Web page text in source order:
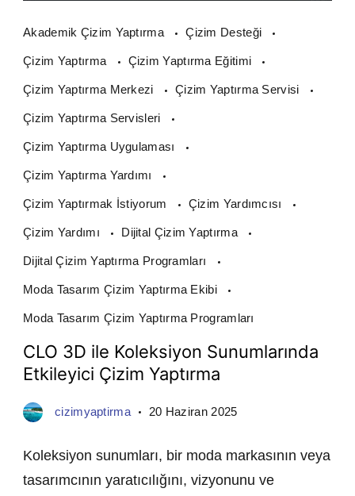
Akademik Çizim Yaptırma Çizim Desteği
Çizim Yaptırma Çizim Yaptırma Eğitimi
Çizim Yaptırma Merkezi Çizim Yaptırma Servisi
Çizim Yaptırma Servisleri
Çizim Yaptırma Uygulaması
Çizim Yaptırma Yardımı
Çizim Yaptırmak İstiyorum Çizim Yardımcısı
Çizim Yardımı Dijital Çizim Yaptırma
Dijital Çizim Yaptırma Programları
Moda Tasarım Çizim Yaptırma Ekibi
Moda Tasarım Çizim Yaptırma Programları
CLO 3D ile Koleksiyon Sunumlarında
Etkileyici Çizim Yaptırma
cizimyaptirma 20 Haziran 2025
Koleksiyon sunumları, bir moda markasının veya
tasarımcının yaratıcılığını, vizyonunu ve